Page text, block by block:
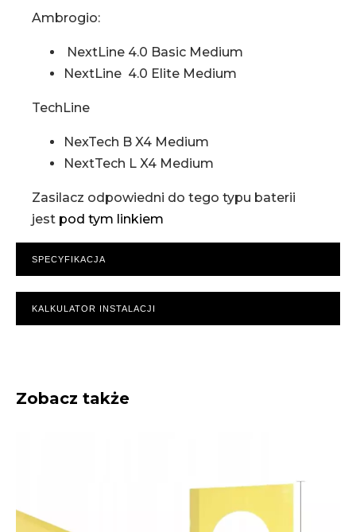
Ambrogio:
NextLine 4.0 Basic Medium
NextLine 4.0 Elite Medium
TechLine
NexTech B X4 Medium
NextTech L X4 Medium
Zasilacz odpowiedni do tego typu baterii
jest pod tym linkiem
SPECYFIKACJA
KALKULATOR INSTALACJI
Zobacz także